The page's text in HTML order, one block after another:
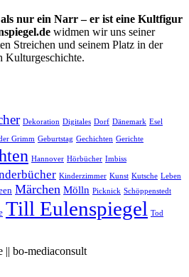
nur ein Narr – er ist eine Kultfigur
widmen wir uns seiner
Streichen und seinem Platz in der
Kulturgeschichte.
Dekoration Digitales Dorf Dänemark Esel
Grimm Geburtstag Gechichten Gerichte
Hannover Hörbücher Imbiss
Kinderzimmer Kunst Kutsche Leben
Märchen Mölln Picknick Schöppenstedt
Till Eulenspiegel Tod
bo-mediaconsult